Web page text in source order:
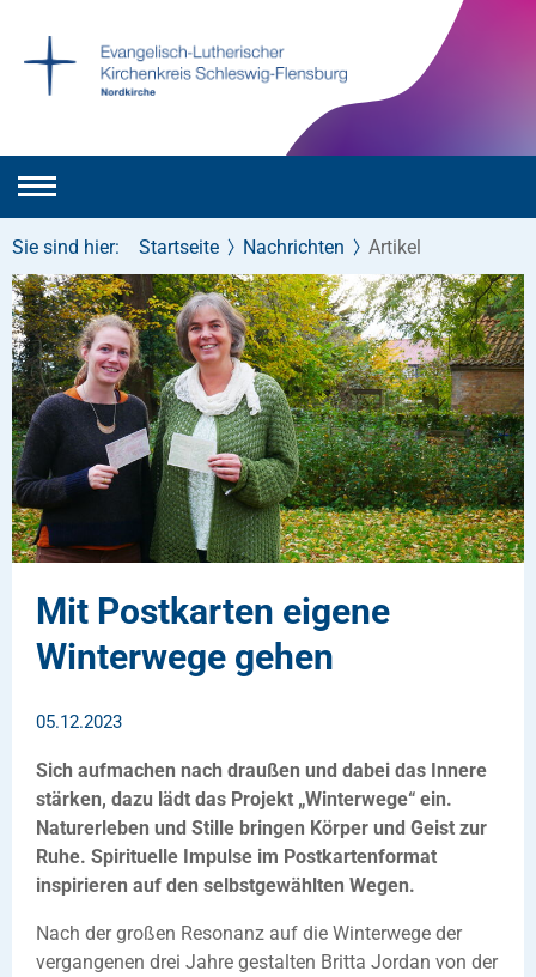
Sie sind hier: Startseite Nachrichten Artikel
Mit Postkarten eigene
Winterwege gehen
05.12.2023
Sich aufmachen nach draußen und dabei das Innere
stärken, dazu lädt das Projekt „Winterwege“ ein.
Naturerleben und Stille bringen Körper und Geist zur
Ruhe. Spirituelle Impulse im Postkartenformat
inspirieren auf den selbstgewählten Wegen.
Nach der großen Resonanz auf die Winterwege der
vergangenen drei Jahre gestalten Britta Jordan von der